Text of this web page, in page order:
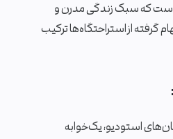
کوچک است که سبک زندگی مدرن و
گرفته از استراحتگاه‌ها ترکیب
استودیو، یک‌خوابه